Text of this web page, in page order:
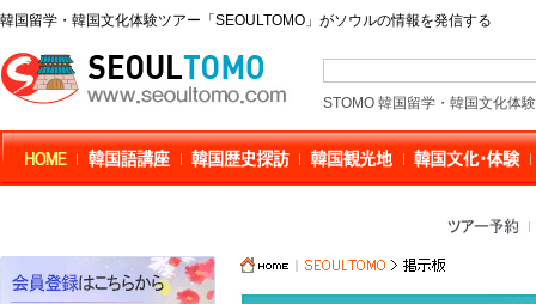
韓国留学・韓国文化体験ツアー「SEOULTOMO」がソウルの情報を発信する
STOMO 韓国留学・韓国文化体